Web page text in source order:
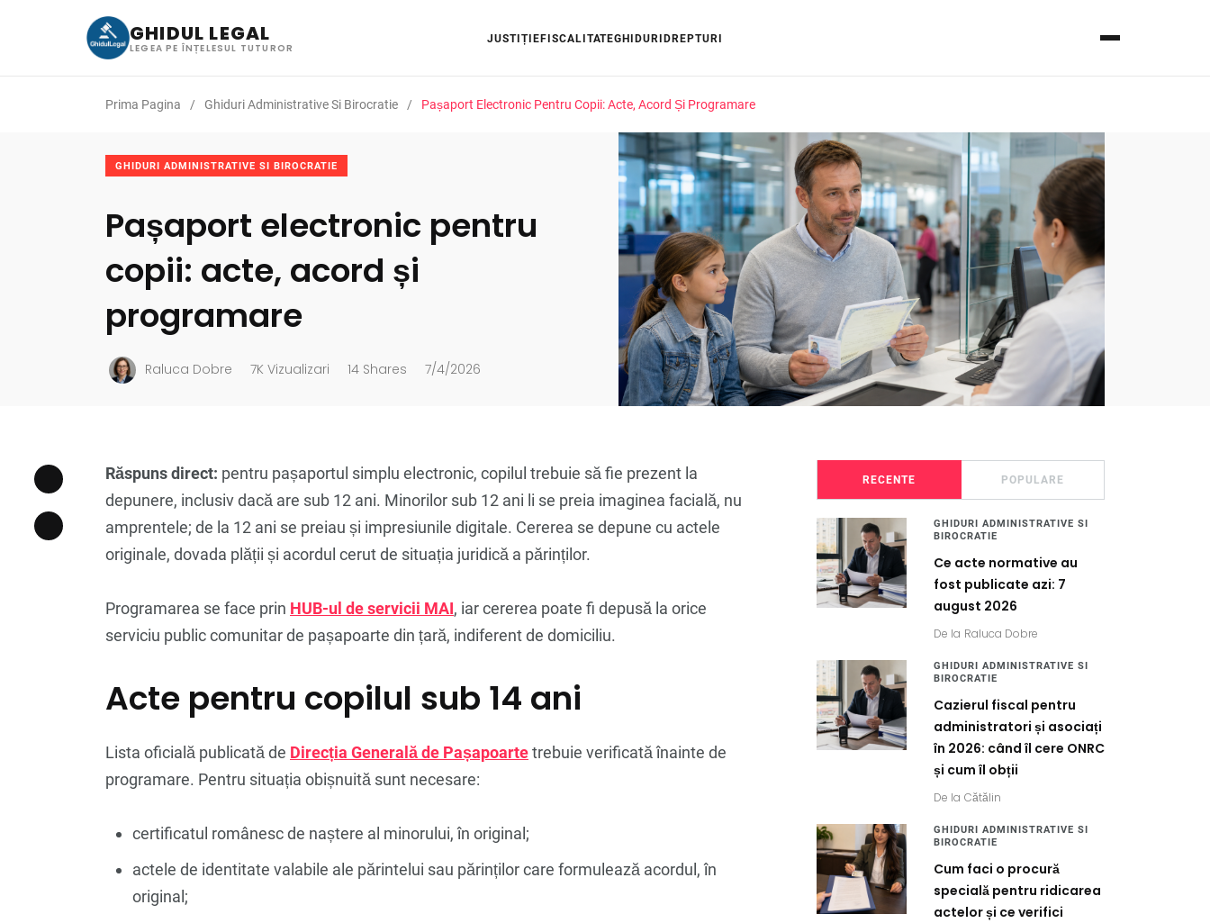
GHIDUL LEGAL
LEGEA PE ÎNȚELESUL TUTUROR
JUSTIȚIE FISCALITATEGHIDURI DREPTURI
Prima Pagina Ghiduri Administrative Si Birocratie Pașaport Electronic Pentru Copii: Acte, Acord Și Programare
GHIDURI ADMINISTRATIVE SI BIROCRATIE
Pașaport electronic pentru
copii: acte, acord și
programare
Raluca Dobre 7K Vizualizari 14 Shares 7/4/2026
Răspuns direct: pentru pașaportul simplu electronic, copilul trebuie să fie prezent la
depunere, inclusiv dacă are sub 12 ani. Minorilor sub 12 ani li se preia imaginea facială, nu
amprentele; de la 12 ani se preiau și impresiunile digitale. Cererea se depune cu actele
originale, dovada plății și acordul cerut de situația juridică a părinților.
Programarea se face prin HUB-ul de servicii MAI, iar cererea poate fi depusă la orice
serviciu public comunitar de pașapoarte din țară, indiferent de domiciliu.
Acte pentru copilul sub 14 ani
Lista oficială publicată de Direcția Generală de Pașapoartetrebuie verificată înainte de
programare. Pentru situația obișnuită sunt necesare:
certificatul românesc de naștere al minorului, în original;
actele de identitate valabile ale părintelui sau părinților care formulează acordul, în
original;
RECENTE POPULARE
GHIDURI ADMINISTRATIVE SI
BIROCRATIE
Ce acte normative au
fost publicate azi: 7
august 2026
De la Raluca Dobre
GHIDURI ADMINISTRATIVE SI
BIROCRATIE
Cazierul fiscal pentru
administratori și asociați
în 2026: când îl cere ONRC
și cum îl obții
De la Cătălin
GHIDURI ADMINISTRATIVE SI
BIROCRATIE
Cum faci o procură
specială pentru ridicarea
actelor și ce verifici